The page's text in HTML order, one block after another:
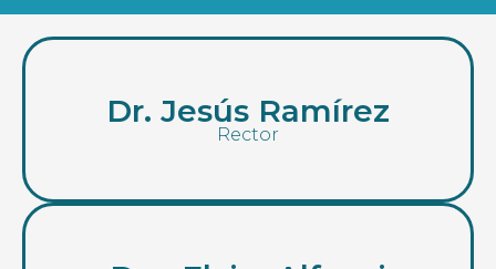
Dr. Jesús Ramírez
Rector